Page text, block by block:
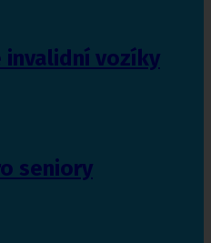
invalidní vozíky
seniory